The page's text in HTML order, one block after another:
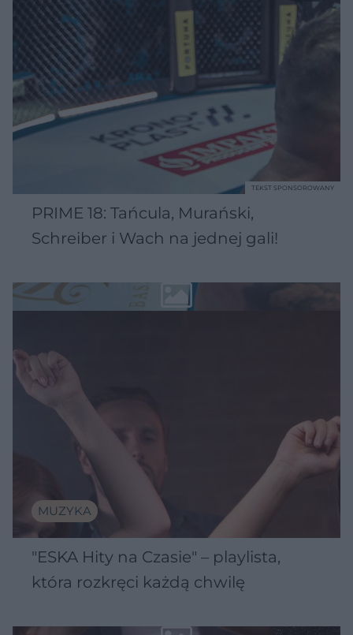
PRIME 18: Tańcula, Murański,
Schreiber i Wach na jednej gali!
TEKST SPONSOROWANY
MUZYKA
"ESKA Hity na Czasie" – playlista,
która rozkręci każdą chwilę